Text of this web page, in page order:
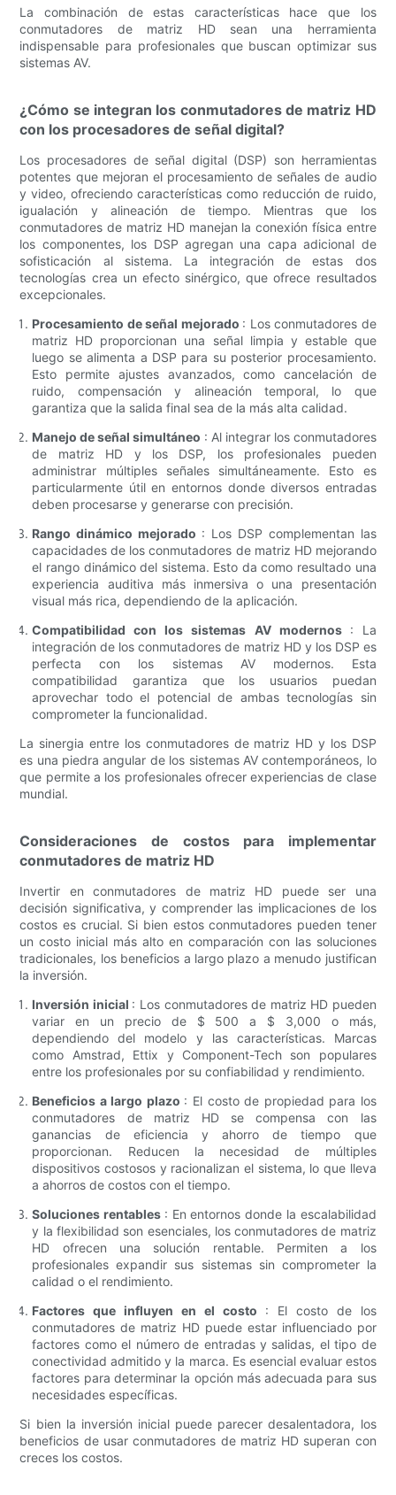
La combinación de estas características hace que los
conmutadores de matriz HD sean una herramienta
indispensable para profesionales que buscan optimizar sus
sistemas AV.
¿Cómo se integran los conmutadores de matriz HD
con los procesadores de señal digital?
Los procesadores de señal digital (DSP) son herramientas
potentes que mejoran el procesamiento de señales de audio
y video, ofreciendo características como reducción de ruido,
igualación y alineación de tiempo. Mientras que los
conmutadores de matriz HD manejan la conexión física entre
los componentes, los DSP agregan una capa adicional de
sofisticación al sistema. La integración de estas dos
tecnologías crea un efecto sinérgico, que ofrece resultados
excepcionales.
Procesamiento de señal mejorado : Los conmutadores de
matriz HD proporcionan una señal limpia y estable que
luego se alimenta a DSP para su posterior procesamiento.
Esto permite ajustes avanzados, como cancelación de
ruido, compensación y alineación temporal, lo que
garantiza que la salida final sea de la más alta calidad.
Manejo de señal simultáneo : Al integrar los conmutadores
de matriz HD y los DSP, los profesionales pueden
administrar múltiples señales simultáneamente. Esto es
particularmente útil en entornos donde diversos entradas
deben procesarse y generarse con precisión.
Rango dinámico mejorado : Los DSP complementan las
capacidades de los conmutadores de matriz HD mejorando
el rango dinámico del sistema. Esto da como resultado una
experiencia auditiva más inmersiva o una presentación
visual más rica, dependiendo de la aplicación.
Compatibilidad con los sistemas AV modernos : La
integración de los conmutadores de matriz HD y los DSP es
perfecta con los sistemas AV modernos. Esta
compatibilidad garantiza que los usuarios puedan
aprovechar todo el potencial de ambas tecnologías sin
comprometer la funcionalidad.
La sinergia entre los conmutadores de matriz HD y los DSP
es una piedra angular de los sistemas AV contemporáneos, lo
que permite a los profesionales ofrecer experiencias de clase
mundial.
Consideraciones de costos para implementar
conmutadores de matriz HD
Invertir en conmutadores de matriz HD puede ser una
decisión significativa, y comprender las implicaciones de los
costos es crucial. Si bien estos conmutadores pueden tener
un costo inicial más alto en comparación con las soluciones
tradicionales, los beneficios a largo plazo a menudo justifican
la inversión.
Inversión inicial : Los conmutadores de matriz HD pueden
variar en un precio de $ 500 a $ 3,000 o más,
dependiendo del modelo y las características. Marcas
como Amstrad, Ettix y Component-Tech son populares
entre los profesionales por su confiabilidad y rendimiento.
Beneficios a largo plazo : El costo de propiedad para los
conmutadores de matriz HD se compensa con las
ganancias de eficiencia y ahorro de tiempo que
proporcionan. Reducen la necesidad de múltiples
dispositivos costosos y racionalizan el sistema, lo que lleva
a ahorros de costos con el tiempo.
Soluciones rentables : En entornos donde la escalabilidad
y la flexibilidad son esenciales, los conmutadores de matriz
HD ofrecen una solución rentable. Permiten a los
profesionales expandir sus sistemas sin comprometer la
calidad o el rendimiento.
Factores que influyen en el costo : El costo de los
conmutadores de matriz HD puede estar influenciado por
factores como el número de entradas y salidas, el tipo de
conectividad admitido y la marca. Es esencial evaluar estos
factores para determinar la opción más adecuada para sus
necesidades específicas.
Si bien la inversión inicial puede parecer desalentadora, los
beneficios de usar conmutadores de matriz HD superan con
creces los costos.